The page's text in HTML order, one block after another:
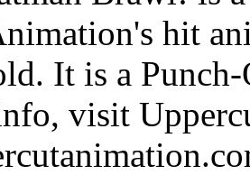
hit
It is a
visit